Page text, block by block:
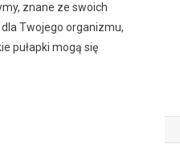
znane ze swoich
Twojego organizmu,
pułapki mogą się